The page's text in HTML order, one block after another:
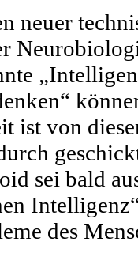
neuer
ist von
sei bald
des